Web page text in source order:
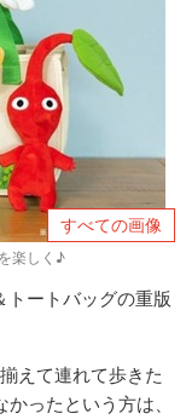
すべての画像
楽しく♪
トートバッグの重版
えて連れて歩きた
ったという方は、